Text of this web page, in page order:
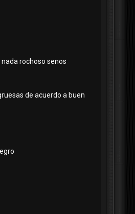
rochoso senos
de acuerdo a buen